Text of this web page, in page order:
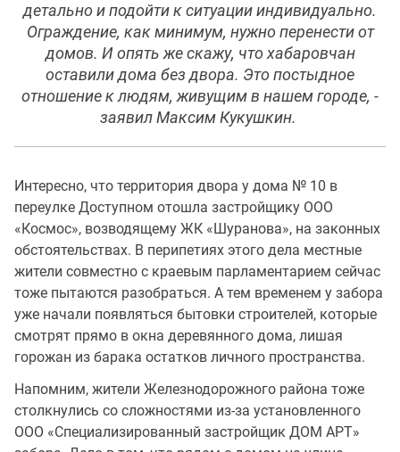
детально и подойти к ситуации индивидуально.
Ограждение, как минимум, нужно перенести от
домов. И опять же скажу, что хабаровчан
оставили дома без двора. Это постыдное
отношение к людям, живущим в нашем городе, -
заявил Максим Кукушкин.
Интересно, что территория двора у дома № 10 в
переулке Доступном отошла застройщику ООО
«Космос», возводящему ЖК «Шуранова», на законных
обстоятельствах. В перипетиях этого дела местные
жители совместно с краевым парламентарием сейчас
тоже пытаются разобраться. А тем временем у забора
уже начали появляться бытовки строителей, которые
смотрят прямо в окна деревянного дома, лишая
горожан из барака остатков личного пространства.
Напомним, жители Железнодорожного района тоже
столкнулись со сложностями из-за установленного
ООО «Специализированный застройщик ДОМ АРТ»